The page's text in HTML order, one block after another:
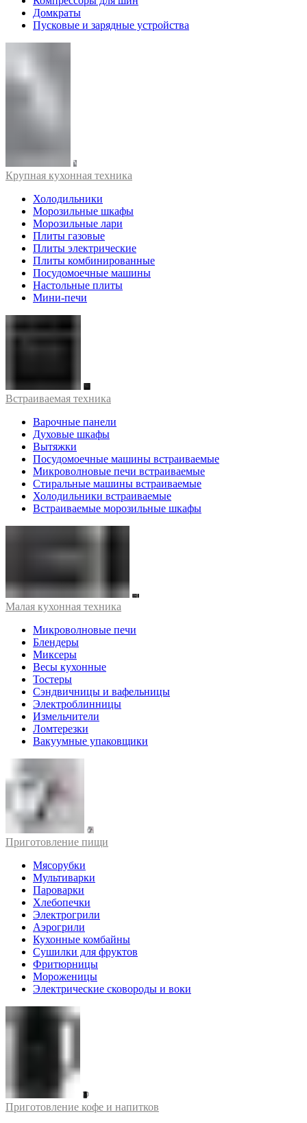
Домкраты
Пусковые и зарядные устройства
Крупная кухонная техника
Холодильники
Морозильные шкафы
Морозильные лари
Плиты газовые
Плиты электрические
Плиты комбинированные
Посудомоечные машины
Настольные плиты
Мини-печи
Встраиваемая техника
Варочные панели
Духовые шкафы
Вытяжки
Посудомоечные машины встраиваемые
Микроволновые печи встраиваемые
Стиральные машины встраиваемые
Холодильники встраиваемые
Встраиваемые морозильные шкафы
Малая кухонная техника
Микроволновые печи
Блендеры
Миксеры
Весы кухонные
Тостеры
Сэндвичницы и вафельницы
Электроблинницы
Измельчители
Ломтерезки
Вакуумные упаковщики
Приготовление пищи
Мясорубки
Мультиварки
Пароварки
Хлебопечки
Электрогрили
Аэрогрили
Кухонные комбайны
Сушилки для фруктов
Фритюрницы
Мороженицы
Электрические сковороды и воки
Приготовление кофе и напитков